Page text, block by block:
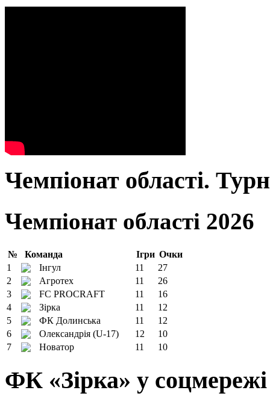
Чемпіонат області.
Чемпіонат області 2026
№ Команда Ігри Очки
1
Інгул 11
27
2
Агротех 11
26
3
FC PROCRAFT 11
16
4
Зірка 11
12
5
ФК Долинська 11
12
6
Олександрія (U-17) 12
10
7
Новатор 11 10
ФК «Зірка» у